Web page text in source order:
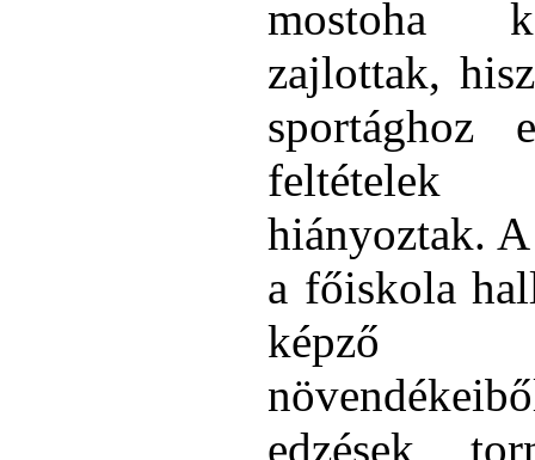
mostoha
zajlottak,
sportághoz
feltételek
hiányoztak.
a főiskola
képző
edzések